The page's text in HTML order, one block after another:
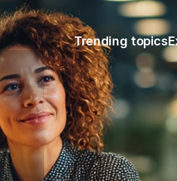
Trending topics